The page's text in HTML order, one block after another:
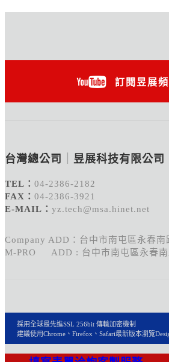
訂閱昱展
台灣總公司 昱展科技有限公司
TEL： 04-2386-2182
FAX： 04-2386-3921
E-MAIL： yz.tech@msa.hinet.net
Company ADD：台中市南屯區永春南
M-PRO ADD : 台中市南屯區永春
採用全球最先進SSL 256bit 傳輸加密機制
建議使用Chrome、Firefox、Safari最新版本瀏覽